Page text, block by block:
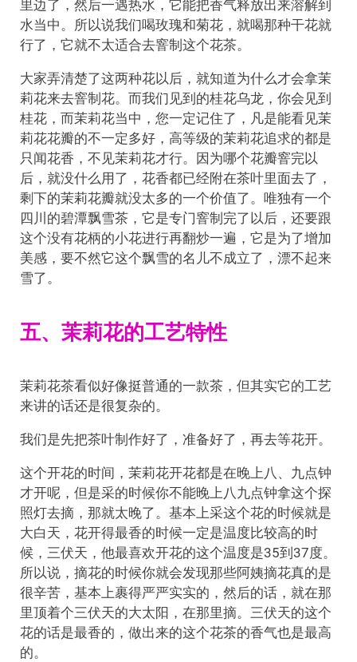
里边了，然后一遇热水，它能把香气释放出来溶解到
水当中。所以说我们喝玫瑰和菊花，就喝那种干花就
行了，它就不太适合去窨制这个花茶。
大家弄清楚了这两种花以后，就知道为什么才会拿茉
莉花来去窨制花。而我们见到的桂花乌龙，你会见到
桂花，而茉莉花当中，您一定记住了，凡是能看见茉
莉花花瓣的不一定多好，高等级的茉莉花追求的都是
只闻花香，不见茉莉花才行。因为哪个花瓣窨完以
后，就没什么用了，花香都已经附在茶叶里面去了，
剩下的茉莉花瓣就没太多的一个价值了。唯独有一个
四川的碧潭飘雪茶，它是专门窨制完了以后，还要跟
这个没有花柄的小花进行再翻炒一遍，它是为了增加
美感，要不然它这个飘雪的名儿不成立了，漂不起来
雪了。
五、茉莉花的工艺特性
茉莉花茶看似好像挺普通的一款茶，但其实它的工艺
来讲的话还是很复杂的。
我们是先把茶叶制作好了，准备好了，再去等花开。
这个开花的时间，茉莉花开花都是在晚上八、九点钟
才开呢，但是采的时候你不能晚上八九点钟拿这个探
照灯去摘，那就太晚了。基本上采这个花的时候就是
大白天，花开得最香的时候一定是温度比较高的时
候，三伏天，他最喜欢开花的这个温度是35到37度。
所以说，摘花的时候你就会发现那些阿姨摘花真的是
很辛苦，基本上裹得严严实实的，然后的话，就在那
里顶着个三伏天的大太阳，在那里摘。三伏天的这个
花的话是最香的，做出来的这个花茶的香气也是最高
的。